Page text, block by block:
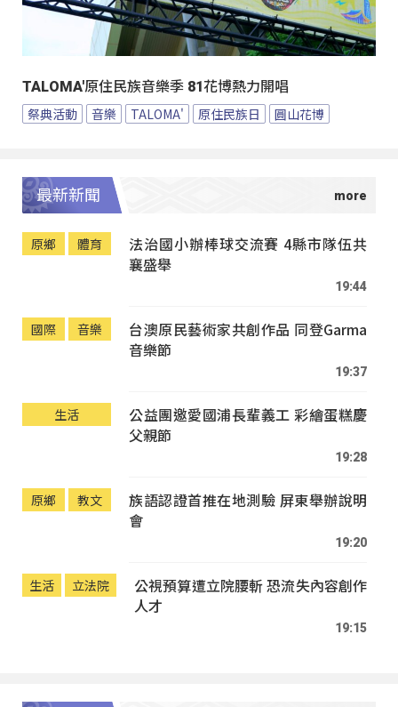
TALOMA'原住民族音樂季 81花博熱力開唱
祭典活動 音樂 TALOMA' 原住民族日 圓山花博
最新新聞
原鄉 體育
法治國小辦棒球交流賽 4縣市隊伍共
襄盛舉
19:44
國際 音樂
台澳原民藝術家共創作品 同登Garma
音樂節
19:37
生活
公益團邀愛國浦長輩義工 彩繪蛋糕慶
父親節
19:28
原鄉 教文
族語認證首推在地測驗 屏東舉辦說明
會
19:20
生活 立法院
公視預算遭立院腰斬 恐流失內容創作
人才
19:15